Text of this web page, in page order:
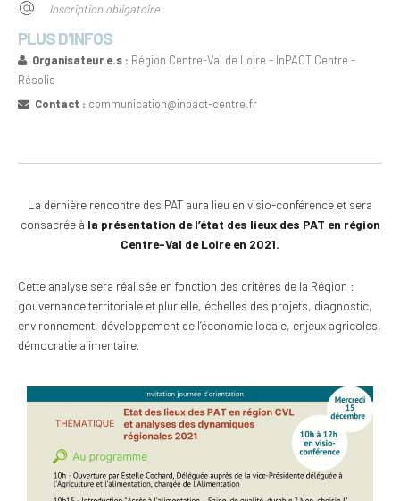
Inscription obligatoire
PLUS D'INFOS
Organisateur.e.s : Région Centre-Val de Loire - InPACT Centre -
Résolis
Contact : communication@inpact-centre.fr
La dernière rencontre des PAT aura lieu en visio-conférence et sera
consacrée à la présentation de l’état des lieux des PAT en région
Centre-Val de Loire en 2021.
Cette analyse sera réalisée en fonction des critères de la Région :
gouvernance territoriale et plurielle, échelles des projets, diagnostic,
environnement, développement de l’économie locale, enjeux agricoles,
démocratie alimentaire.